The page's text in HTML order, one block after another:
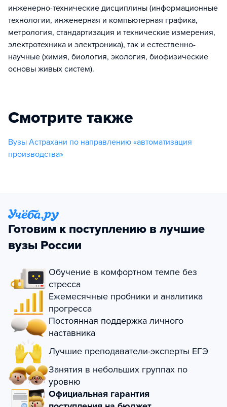
инженерно-технические дисциплины (информационные
технологии, инженерная и компьютерная графика,
метрология, стандартизация и технические измерения,
электротехника и электроника), так и естественно-
научные (химия, биология, экология, биофизические
основы живых систем).
Смотрите также
Вузы Астрахани по направлению «автоматизация
производства»
Готовим к поступлению в лучшие
вузы России
Обучение в комфортном темпе без
стресса
Ежемесячные пробники и аналитика
прогресса
Постоянная поддержка личного
наставника
Лучшие преподаватели-эксперты ЕГЭ
Занятия в небольших группах по
уровню
Официальная гарантия